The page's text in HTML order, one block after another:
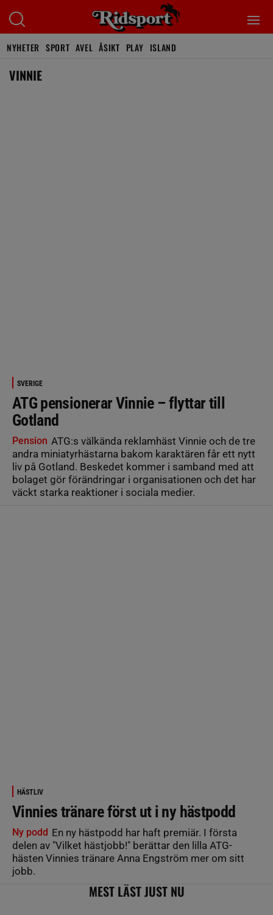
NYHETER SPORT AVEL ÅSIKT PLAY ISLAND
VINNIE
SVERIGE
ATG pensionerar Vinnie – flyttar till
Gotland
Pension ATG:s välkända reklamhäst Vinnie och de tre
andra miniatyrhästarna bakom karaktären får ett nytt
liv på Gotland. Beskedet kommer i samband med att
bolaget gör förändringar i organisationen och det har
väckt starka reaktioner i sociala medier.
HÄSTLIV
Vinnies tränare först ut i ny hästpodd
Ny podd En ny hästpodd har haft premiär. I första
delen av "Vilket hästjobb!" berättar den lilla ATG-
hästen Vinnies tränare Anna Engström mer om sitt
jobb.
MEST LÄST JUST NU